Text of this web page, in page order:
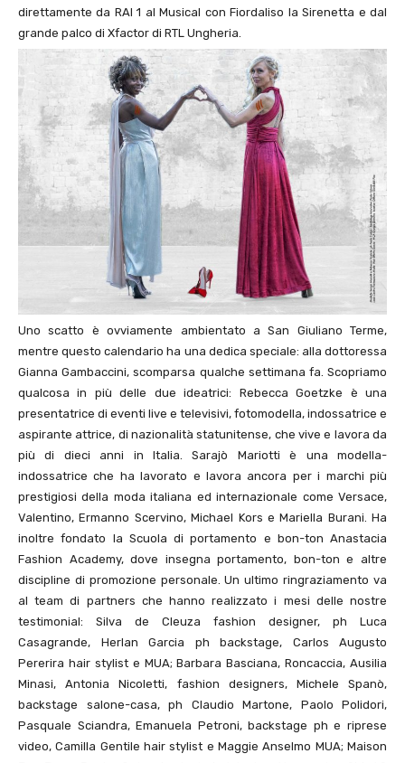
direttamente da RAI 1 al Musical con Fiordaliso la Sirenetta e dal
grande palco di Xfactor di RTL Ungheria.
Uno scatto è ovviamente ambientato a San Giuliano Terme,
mentre questo calendario ha una dedica speciale: alla dottoressa
Gianna Gambaccini, scomparsa qualche settimana fa. Scopriamo
qualcosa in più delle due ideatrici: Rebecca Goetzke è una
presentatrice di eventi live e televisivi, fotomodella, indossatrice e
aspirante attrice, di nazionalità statunitense, che vive e lavora da
più di dieci anni in Italia. Sarajò Mariotti è una modella-
indossatrice che ha lavorato e lavora ancora per i marchi più
prestigiosi della moda italiana ed internazionale come Versace,
Valentino, Ermanno Scervino, Michael Kors e Mariella Burani. Ha
inoltre fondato la Scuola di portamento e bon-ton Anastacia
Fashion Academy, dove insegna portamento, bon-ton e altre
discipline di promozione personale. Un ultimo ringraziamento va
al team di partners che hanno realizzato i mesi delle nostre
testimonial: Silva de Cleuza fashion designer, ph Luca
Casagrande, Herlan Garcia ph backstage, Carlos Augusto
Pererira hair stylist e MUA; Barbara Basciana, Roncaccia, Ausilia
Minasi, Antonia Nicoletti, fashion designers, Michele Spanò,
backstage salone-casa, ph Claudio Martone, Paolo Polidori,
Pasquale Sciandra, Emanuela Petroni, backstage ph e riprese
video, Camilla Gentile hair stylist e Maggie Anselmo MUA; Maison